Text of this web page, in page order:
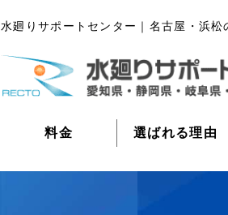
水廻りサポートセンター｜名古屋・浜
料金 選ばれる理由